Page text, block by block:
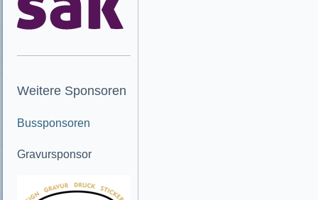
Weitere Sponsoren
Bussponsoren
Gravursponsor